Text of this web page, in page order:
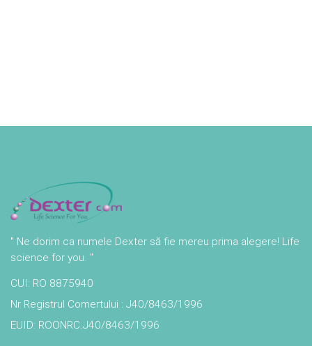
" Ne dorim ca numele Dexter să fie mereu prima alegere! Life
science for you. "
CUI: RO 8875940
Nr Registrul Comertului : J40/8463/1996
EUID: ROONRC.J40/8463/1996